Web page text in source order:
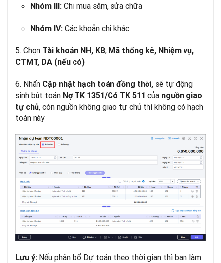
Nhóm III: Chi mua sắm, sửa chữa
Nhóm IV: Các khoản chi khác
5. Chọn Tài khoản NH, KB; Mã thống kê, Nhiệm vụ,
CTMT, DA (nếu có)
6. Nhấn Cập nhật hạch toán đồng thời, sẽ tự động
sinh bút toán Nợ TK 1351/Có TK 511 của nguồn giao
tự chủ, còn nguồn không giao tự chủ thì không có hạch
toán này
Lưu ý: Nếu phân bổ Dự toán theo thời gian thì bạn làm